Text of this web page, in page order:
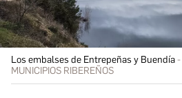
Los embalses de Entrepeñas y Buendía
MUNICIPIOS RIBEREÑOS